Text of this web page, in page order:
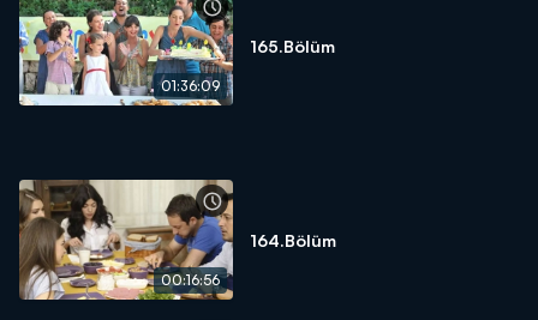
01:36:09
165.Bölüm
00:16:56
164.Bölüm